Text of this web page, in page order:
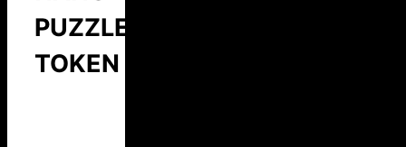
PUZZLE
TOKEN